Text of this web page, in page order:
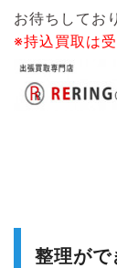
お待ちしてお
※持込買取は
整理がで